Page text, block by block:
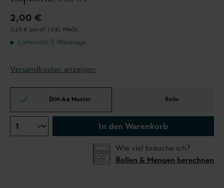
2,00 €
0,29 € pro m² | inkl. MwSt.
Lieferzeit: 5 Werktage
Versandkosten anzeigen
DIN-A4 Muster Rolle
In den Warenkorb
Wie viel brauche ich?
Rollen & Mengen berechnen